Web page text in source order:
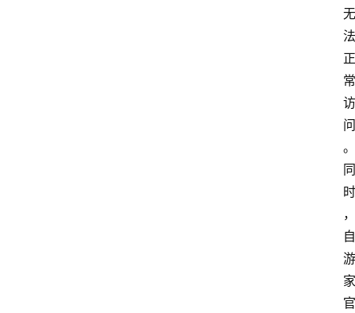
无
法
正
常
访
问
。
同
时
，
自
游
家
官